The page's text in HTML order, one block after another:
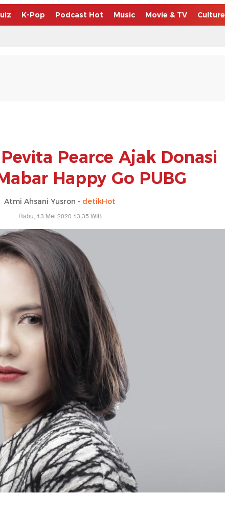
K-Pop Podcast Hot Music Movie & TV Culture
Pearce Ajak Donasi
Happy Go PUBG
Atmi Ahsani Yusron - detikHot
Rabu, 13 Mei 2020 13:35 WIB